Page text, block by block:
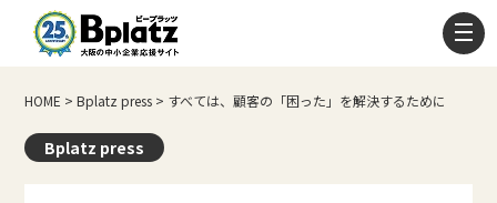
HOME >Bplatz press > すべては、顧客の「困った」を解決するために
Bplatz press